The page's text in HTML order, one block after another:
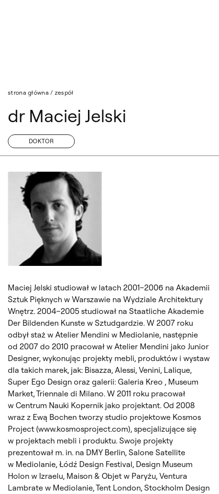
strona główna / zespół
dr Maciej Jelski
DOKTOR
Maciej Jelski studiował w latach 2001–2006 na Akademii
Sztuk Pięknych w Warszawie na Wydziale Architektury
Wnętrz. 2004–2005 studiował na Staatliche Akademie
Der Bildenden Kunste w Sztudgardzie. W 2007 roku
odbył staż w Atelier Mendini w Mediolanie, następnie
od 2007 do 2010 pracował w Atelier Mendini jako Junior
Designer, wykonując projekty mebli, produktów i wystaw
dla takich marek, jak: Bisazza, Alessi, Venini, Lalique,
Super Ego Design oraz galerii: Galeria Kreo , Museum
Market, Triennale di Milano. W 2011 roku pracował
w Centrum Nauki Kopernik jako projektant. Od 2008
wraz z Ewą Bochen tworzy studio projektowe Kosmos
Project (www.kosmosproject.com), specjalizujące się
w projektach mebli i produktu. Swoje projekty
prezentował m. in. na DMY Berlin, Salone Satellite
w Mediolanie, Łódź Design Festival, Design Museum
Holon w Izraelu, Maison & Objet w Paryżu, Ventura
Lambrate w Mediolanie, Tent London, Stockholm Design